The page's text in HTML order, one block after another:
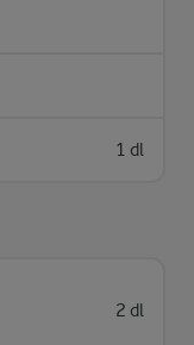
1 dl
2 dl